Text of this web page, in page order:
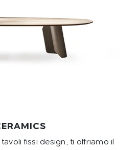
fissi design, ti offriamo il